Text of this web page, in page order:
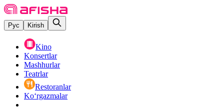
Рус Kirish
Kino
Konsertlar
Mashhurlar
Teatrlar
Restoranlar
Ko‘rgazmalar